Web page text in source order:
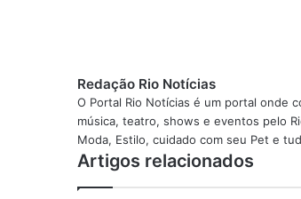
Redação Rio Notícias
O Portal Rio Notícias é um portal onde
música, teatro, shows e eventos pelo
Moda, Estilo, cuidado com seu Pet e
Artigos relacionados